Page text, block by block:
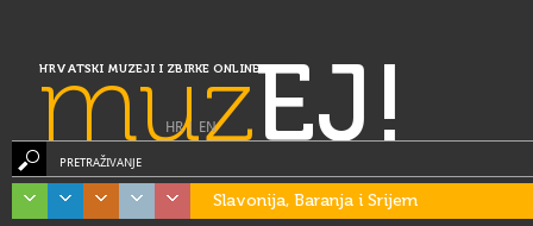
HRVATSKI MUZEJI I ZBIRKE ONLINE
muzEJ!
HR| EN
PRETRAŽIVANJE
Slavonija, Baranja i Srijem